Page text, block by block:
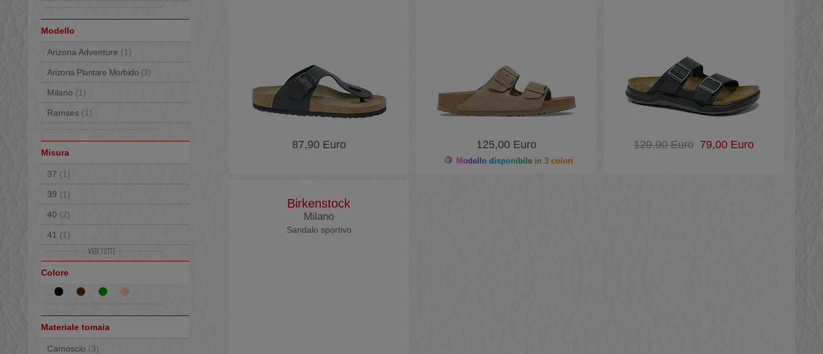
Modello
Arizona Adventure (1)
Arizona Plantare Morbido (3)
Milano (1)
Ramses (1)
Misura
37 (1)
39 (1)
40 (2)
41 (1)
43 (1)
44(3)
Colore
Materiale tomaia
Camoscio (3)
87,90 Euro 125,00 Euro
Modello disponibile in 3 colori
129,90 Euro79,00 Euro
Birkenstock
Milano
Sandalo sportivo